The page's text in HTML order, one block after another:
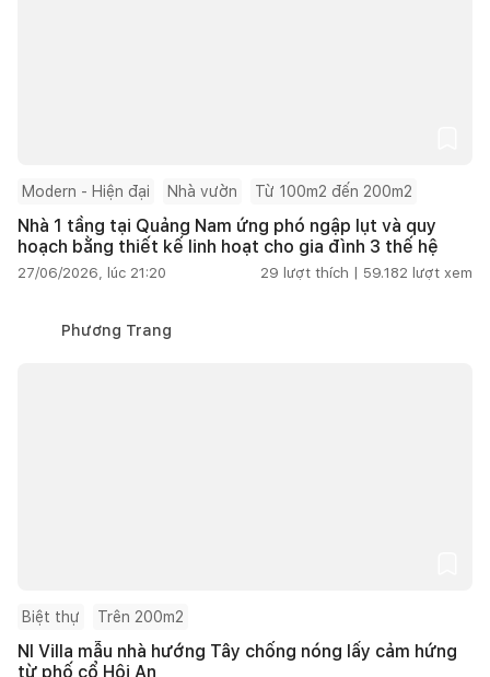
Modern - Hiện đại Nhà vườn Từ 100m2 đến 200m2
Nhà 1 tầng tại Quảng Nam ứng phó ngập lụt và quy
hoạch bằng thiết kế linh hoạt cho gia đình 3 thế hệ
27/06/2026, lúc 21:20 29 lượt thích | 59.182 lượt xem
Phương Trang
Biệt thự Trên 200m2
NI Villa mẫu nhà hướng Tây chống nóng lấy cảm hứng
từ phố cổ Hội An